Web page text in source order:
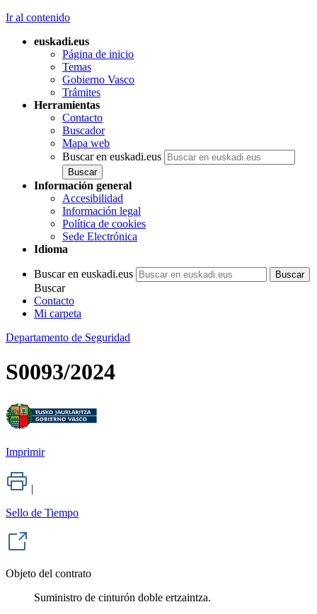
Ir al contenido
euskadi.eus
Página de inicio
Temas
Gobierno Vasco
Trámites
Herramientas
Contacto
Buscador
Mapa web
Buscar en euskadi.eus
Información general
Accesibilidad
Información legal
Política de cookies
Sede Electrónica
Idioma
Buscar en euskadi.eus
Buscar
Contacto
Mi carpeta
Departamento de Seguridad
S0093/2024
Imprimir
|
Sello de Tiempo
Objeto del contrato
Suministro de cinturón doble ertzaintza.